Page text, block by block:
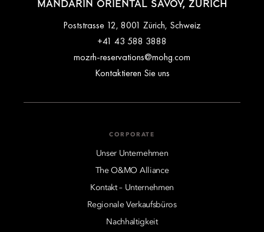
MANDARIN ORIENTAL SAVOY, ZURICH
Poststrasse 12, 8001 Zürich, Schweiz
+41 43 588 3888
mozrh-reservations@mohg.com
Kontaktieren Sie uns
CORPORATE
Unser Unternehmen
The O&MO Alliance
Kontakt – Unternehmen
Regionale Verkaufsbüros
Nachhaltigkeit